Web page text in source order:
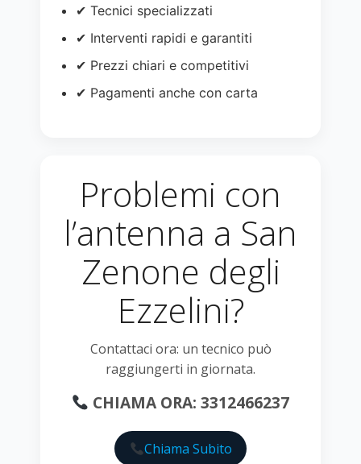
✔ Tecnici specializzati
✔ Interventi rapidi e garantiti
✔ Prezzi chiari e competitivi
✔ Pagamenti anche con carta
Problemi con
l’antenna a San
Zenone degli
Ezzelini?
Contattaci ora: un tecnico può
raggiungerti in giornata.
CHIAMA ORA: 3312466237
Chiama Subito